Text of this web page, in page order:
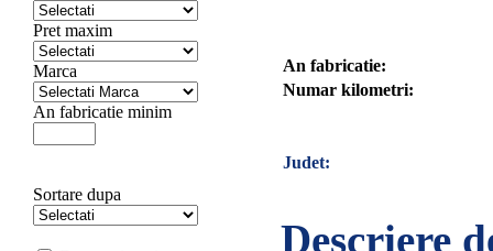
Pret maxim
Marca
An fabricatie minim
Sortare dupa
An fabricatie:
Numar kilometri:
Judet:
Descriere